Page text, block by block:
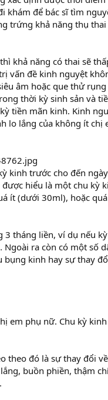
khám để bác sĩ tìm
trứng khả năng thụ thai
khả năng có thai sẽ
vấn đề kinh nguyệt
âm hoặc que thử
thời kỳ sinh sản và
tiền mãn kinh. Kinh
lo lắng của không ít chị
kinh trước cho đến
hiểu là một chu kỳ
ít (dưới 30ml), hoặc
tháng liền, ví dụ nếu
ra còn có một số
kinh hay sự thay
em phụ nữ. Chu kỳ
theo đó là sự thay đổi
buồn phiền, thậm